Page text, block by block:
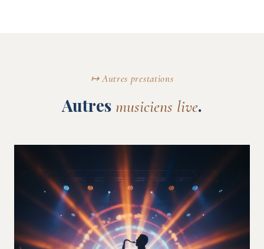
↦ Autres prestations
Autres musiciens live.